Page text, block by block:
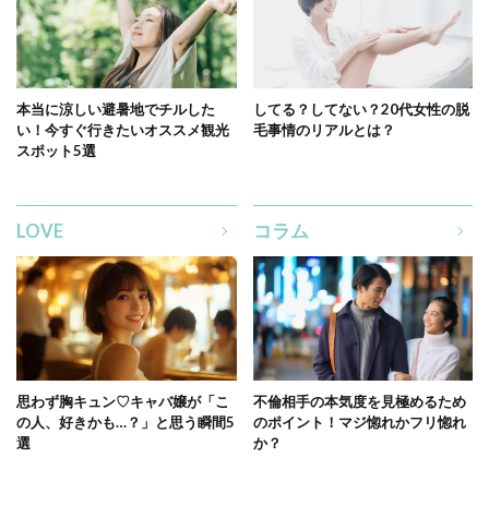
本当に涼しい避暑地でチルした
い！今すぐ行きたいオススメ観光
スポット5選
してる？してない？20代女性の脱
毛事情のリアルとは？
LOVE
思わず胸キュン♡キャバ嬢が「こ
の人、好きかも…？」と思う瞬間5
選
コラム
不倫相手の本気度を見極めるため
のポイント！マジ惚れかフリ惚れ
か？